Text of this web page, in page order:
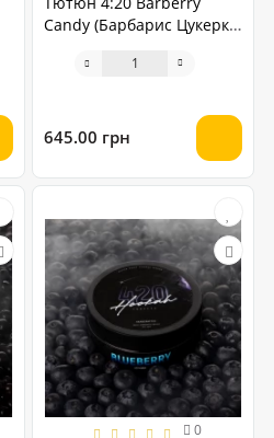
Candy (Барбарис Цукерка)
645.00 грн
0